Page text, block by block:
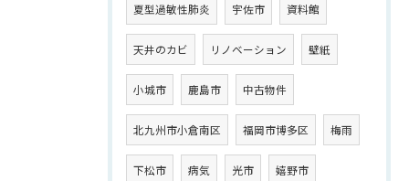
夏型過敏性肺炎 宇佐市 資料館
天井のカビ リノベーション 壁紙
小城市 鹿島市 中古物件
北九州市小倉南区 福岡市博多区 梅雨
下松市 病気 光市 嬉野市